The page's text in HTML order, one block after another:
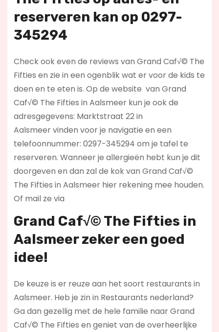
reserveren kan op 0297-
345294
Check ook even de reviews van Grand Caf√© The
Fifties en zie in een ogenblik wat er voor de kids te
doen en te eten is. Op de website van Grand
Caf√© The Fifties in Aalsmeer kun je ook de
adresgegevens: Marktstraat 22 in
Aalsmeer vinden voor je navigatie en een
telefoonnummer: 0297-345294 om je tafel te
reserveren. Wanneer je allergieën hebt kun je dit
doorgeven en dan zal de kok van Grand Caf√©
The Fifties in Aalsmeer hier rekening mee houden.
Of mail ze via
Grand Caf√© The Fifties in
Aalsmeer zeker een goed
idee!
De keuze is er reuze aan het soort restaurants in
Aalsmeer. Heb je zin in Restaurants nederland?
Ga dan gezellig met de hele familie naar Grand
Caf√© The Fifties en geniet van de overheerlijke